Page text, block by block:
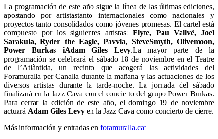
La programación de este año sigue la línea de las últimas ediciones,
apostando por artistastanto internacionales como nacionales y
proyectos tanto consolidados como jóvenes promesas. El cartel está
compuesto por los siguientes artistas: Flyte, Pau Vallvé, Joel
Sarakula, Ryder the Eagle, Pavvla, SteveSmyth, Olivemoon,
Power Burkas iAdam Giles Levy.La mayor parte de la
programación se celebrará el sábado 18 de noviembre en el Teatre
de l’Atlàntida, un recinto que acogerá las actividades del
Foramuralla per Canalla durante la mañana y las actuaciones de los
diversos artistas durante la tarde-noche. La jornada del sábado
finalizará en la Jazz Cava con el concierto del grupo Power Burkas.
Para cerrar la edición de este año, el domingo 19 de noviembre
actuará Adam Giles Levy en la Jazz Cava como concierto de cierre.
Más información y entradas en foramuralla.cat